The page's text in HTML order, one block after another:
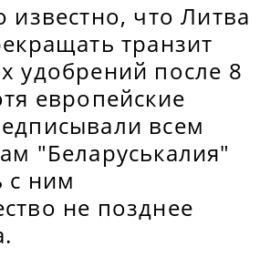
известно, что Литва
транзит
удобрений после 8
европейские
всем
"Беларуськалия"
с ним
не позднее